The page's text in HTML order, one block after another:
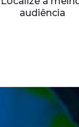
audiência